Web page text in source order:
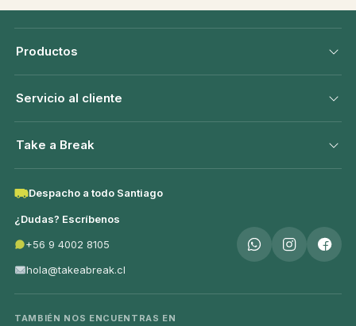
Productos
Servicio al cliente
Take a Break
Despacho a todo Santiago
¿Dudas? Escríbenos
+56 9 4002 8105
hola@takeabreak.cl
TAMBIÉN NOS ENCUENTRAS EN